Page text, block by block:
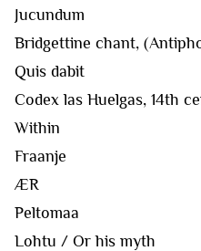
Jucundum
Bridgettine chant,
Quis dabit
Codex las Huelgas, 14th
Within
Fraanje
ÆR
Peltomaa
Lohtu / Or his myth